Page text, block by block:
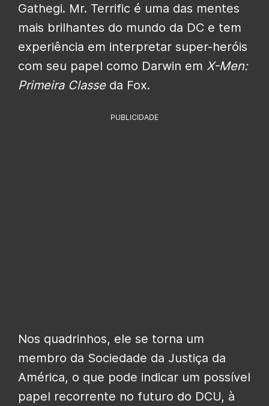
Gathegi. Mr. Terrific é uma das mentes
mais brilhantes do mundo da DC e tem
experiência em interpretar super-heróis
com seu papel como Darwin em X-Men:
Primeira Classeda Fox.
PUBLICIDADE
Nos quadrinhos, ele se torna um
membro da Sociedade da Justiça da
América, o que pode indicar um possível
papel recorrente no futuro do DCU, à